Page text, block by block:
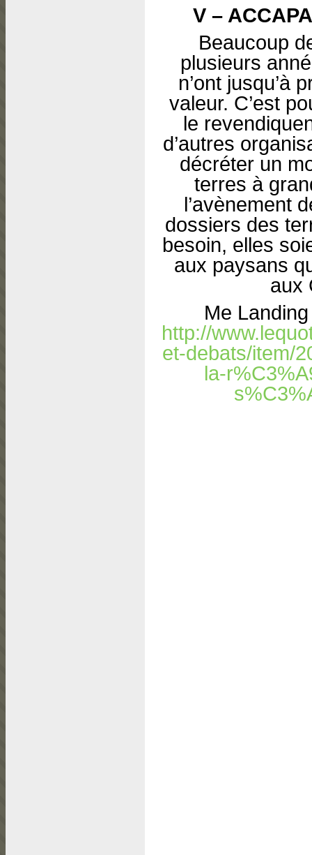
V –
Beaucoup
plusieurs
n’ont jusqu’à
valeur. C’est
le
d’autres
décréter un
terres à
l’avènement
dossiers des
be­soin, elles
aux paysans
aux
Me
http://
et-debats/item/
la-